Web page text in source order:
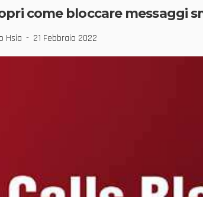
come bloccare messaggi
Hsia 21 Febbraio 2022